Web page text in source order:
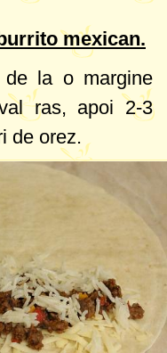
mexican.
la o margine
ras, apoi 2-3
de orez.